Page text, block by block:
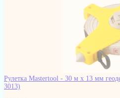
Рулетка Mastertool - 30 м x 13 мм
3013)